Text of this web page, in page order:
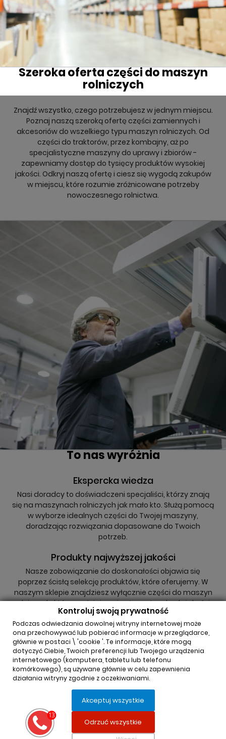
Szeroka oferta części do maszyn
rolniczych
Znajdź wszystko, czego potrzebujesz w jednym miejscu.
Poznaj naszą szeroką ofertę części zamiennych i
akcesoriów do wszelkiego typu maszyn rolniczych. Od
części do traktorów, przez kombajny, aż po
specjalistyczne maszyny do uprawy i zbiorów -
zapewniamy dostęp do tysięcy produktów wysokiej
jakości. Odkryj naszą ofertę i ciesz się wygodą zakupów
w miejscu, które rozumie zróżnicowane potrzeby
nowoczesnego rolnictwa.
To nas wyróżnia
Ekspercka wiedza
Nasi doradcy to doświadczeni specjaliści, którzy znają
się na maszynach rolniczych jak mało kto. Służą pomocą
w wyborze idealnych części do Twojej maszyny,
doradzając rozwiązania dopasowane do Twoich
potrzeb.
Produkty najwyższej jakości
Nasze zobowiązanie do doskonałości objawia się
poprzez ścisłą selekcję produktów, które oferujemy. W
naszym sklepie znajdziesz wyłącznie części do maszyn
rolniczych, które spełniają najwyższe standardy jakości,
niezależnie od tego, czy są to oryginały, czy zamienniki.
INFORMACJA O SKLEPIE
REGULAMINY
Kontroluj swoją prywatność
Podczas odwiedzania dowolnej witryny internetowej może
ona przechowywać lub pobierać informacje w przeglądarce,
głównie w postaci \ 'cookie '. Te informacje, które mogą
dotyczyć Ciebie, Twoich preferencji lub Twojego urządzenia
internetowego (komputera, tabletu lub telefonu
komórkowego), są używane głównie w celu zapewnienia
działania witryny zgodnie z oczekiwaniami.
Akceptuj wszystkie
Odrzuć wszystkie